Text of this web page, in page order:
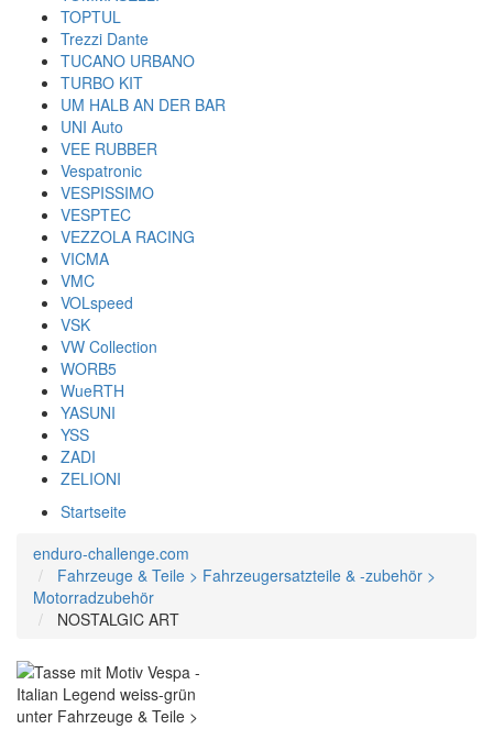
TOPTUL
Trezzi Dante
TUCANO URBANO
TURBO KIT
UM HALB AN DER BAR
UNI Auto
VEE RUBBER
Vespatronic
VESPISSIMO
VESPTEC
VEZZOLA RACING
VICMA
VMC
VOLspeed
VSK
VW Collection
WORB5
WueRTH
YASUNI
YSS
ZADI
ZELIONI
Startseite
enduro-challenge.com
Fahrzeuge & Teile > Fahrzeugersatzteile & -zubehör >
Motorradzubehör
NOSTALGIC ART